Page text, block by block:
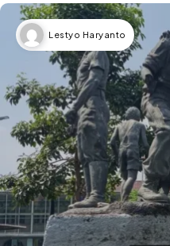
Lestyo Haryanto